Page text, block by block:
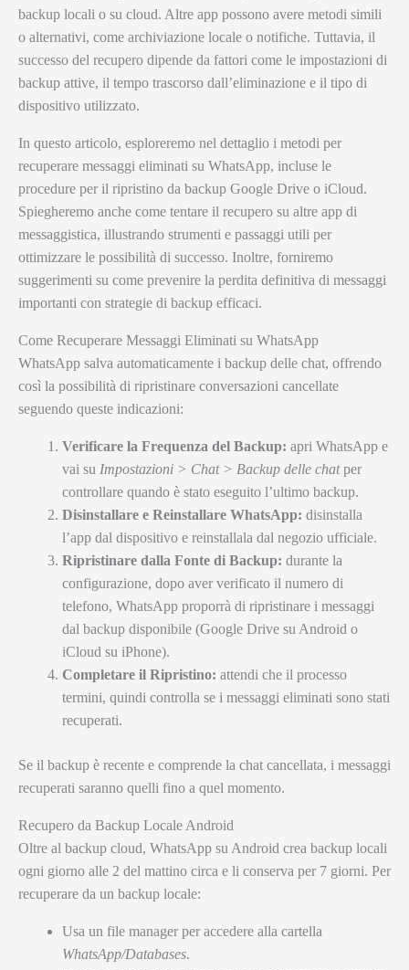
backup locali o su cloud. Altre app possono avere metodi simili
o alternativi, come archiviazione locale o notifiche. Tuttavia, il
successo del recupero dipende da fattori come le impostazioni di
backup attive, il tempo trascorso dall’eliminazione e il tipo di
dispositivo utilizzato.
In questo articolo, esploreremo nel dettaglio i metodi per
recuperare messaggi eliminati su WhatsApp, incluse le
procedure per il ripristino da backup Google Drive o iCloud.
Spiegheremo anche come tentare il recupero su altre app di
messaggistica, illustrando strumenti e passaggi utili per
ottimizzare le possibilità di successo. Inoltre, forniremo
suggerimenti su come prevenire la perdita definitiva di messaggi
importanti con strategie di backup efficaci.
Come Recuperare Messaggi Eliminati su WhatsApp
WhatsApp salva automaticamente i backup delle chat, offrendo
così la possibilità di ripristinare conversazioni cancellate
seguendo queste indicazioni:
Verificare la Frequenza del Backup: apri WhatsApp e
vai su Impostazioni > Chat > Backup delle chatper
controllare quando è stato eseguito l’ultimo backup.
Disinstallare e Reinstallare WhatsApp: disinstalla
l’app dal dispositivo e reinstallala dal negozio ufficiale.
Ripristinare dalla Fonte di Backup: durante la
configurazione, dopo aver verificato il numero di
telefono, WhatsApp proporrà di ripristinare i messaggi
dal backup disponibile (Google Drive su Android o
iCloud su iPhone).
Completare il Ripristino: attendi che il processo
termini, quindi controlla se i messaggi eliminati sono stati
recuperati.
Se il backup è recente e comprende la chat cancellata, i messaggi
recuperati saranno quelli fino a quel momento.
Recupero da Backup Locale Android
Oltre al backup cloud, WhatsApp su Android crea backup locali
ogni giorno alle 2 del mattino circa e li conserva per 7 giorni. Per
recuperare da un backup locale:
Usa un file manager per accedere alla cartella
WhatsApp/Databases.